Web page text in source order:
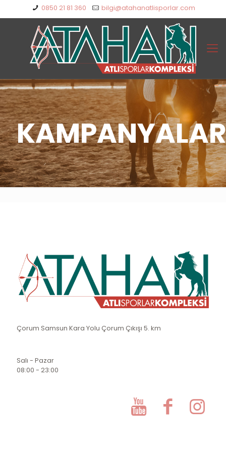
0850 21 81 360 bilgi@atahanatlisporlar.com
KAMPANYALAR
Çorum Samsun Kara Yolu Çorum Çıkışı 5. km
Salı - Pazar
08:00 - 23:00